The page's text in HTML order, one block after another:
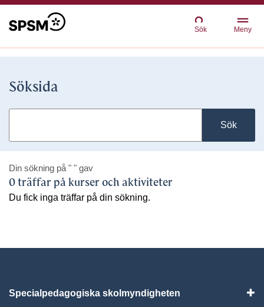
Sök Meny
Söksida
Sök
Din sökning på " " gav
0 träffar på kurser och aktiviteter
Du fick inga träffar på din sökning.
Specialpedagogiska skolmyndigheten